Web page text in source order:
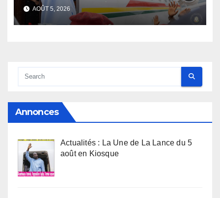
s’envole, l’opposition s’agite,
l’armée rassure
AOÛT 5, 2026
Annonces
Actualités : La Une de La Lance du 5
août en Kiosque